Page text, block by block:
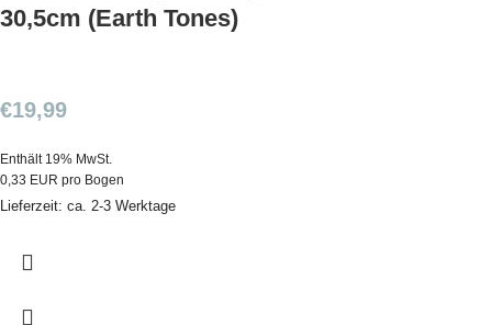
30,5cm (Earth Tones)
€19,99
Enthält 19% MwSt.
0,33 EUR pro Bogen
Lieferzeit: ca. 2-3 Werktage